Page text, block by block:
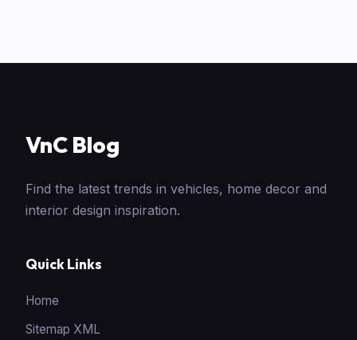
VnC Blog
Find the latest trends in vehicles, home decor and
interior design inspiration.
Quick Links
Home
Sitemap XML